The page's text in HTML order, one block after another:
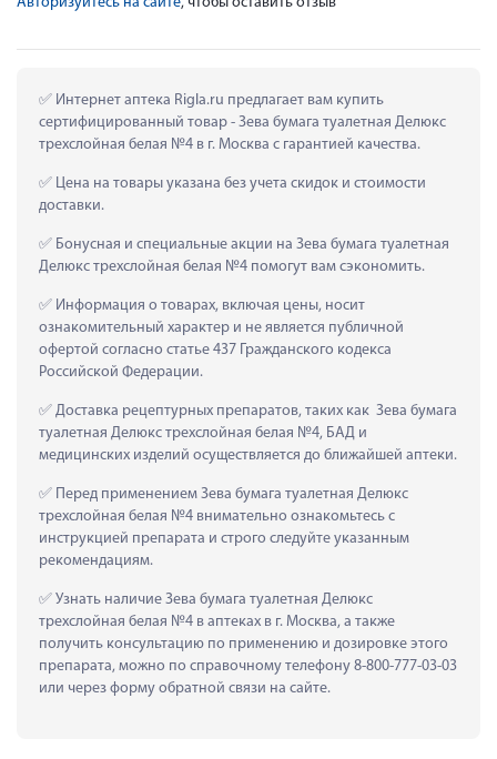
Интернет аптека Rigla.ru предлагает вам купить
сертифицированный товар - Зева бумага туалетная Делюкс
трехслойная белая №4 в г. Москва с гарантией качества.
Цена на товары указана без учета скидок и стоимости
доставки.
Бонусная и специальные акции на Зева бумага туалетная
Делюкс трехслойная белая №4 помогут вам сэкономить.
Информация о товарах, включая цены, носит
ознакомительный характер и не является публичной
офертой согласно статье 437 Гражданского кодекса
Российской Федерации.
Доставка рецептурных препаратов, таких как  Зева бумага
туалетная Делюкс трехслойная белая №4, БАД и
медицинских изделий осуществляется до ближайшей аптеки.
Перед применением Зева бумага туалетная Делюкс
трехслойная белая №4 внимательно ознакомьтесь с
инструкцией препарата и строго следуйте указанным
рекомендациям.
Узнать наличие Зева бумага туалетная Делюкс
трехслойная белая №4 в аптеках в г. Москва, а также
получить консультацию по применению и дозировке этого
препарата, можно по справочному телефону 8-800-777-03-03
или через форму обратной связи на сайте.